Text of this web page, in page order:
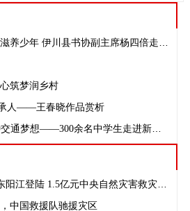
筑梦润乡村
人——王春晓作品赏析
● 探秘大国工程·播种交通梦想——300余名中学生走进新伊高速开路先锋创客基地
● 台风“桦加沙”在广东阳江登陆 1.5亿元中央自然灾害救灾资金紧急预拨
中国救援队驰援灾区